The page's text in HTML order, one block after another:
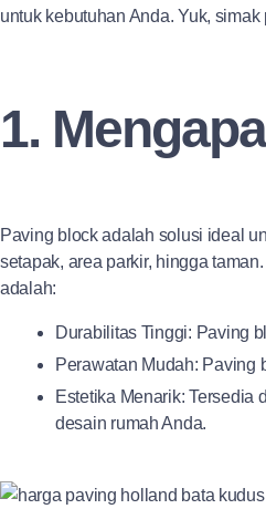
untuk kebutuhan Anda. Yuk,
1.
Paving block adalah solusi ideal
setapak, area parkir, hingga
adalah:
Durabilitas Tinggi: Paving
Perawatan Mudah: Paving
Estetika Menarik: Tersedia
desain rumah Anda.